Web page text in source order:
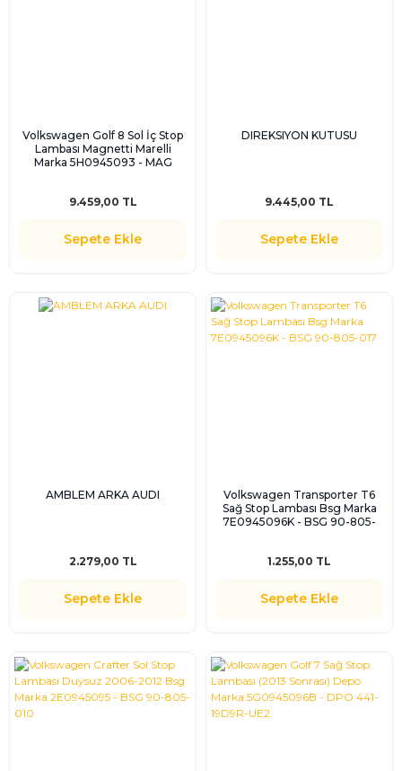
Volkswagen Golf 8 Sol İç Stop
Lambası Magnetti Marelli
Marka 5H0945093 - MAG
9.459,00 TL
Sepete Ekle
DIREKSIYON KUTUSU
9.445,00 TL
Sepete Ekle
AMBLEM ARKA AUDI
2.279,00 TL
Sepete Ekle
Volkswagen Transporter T6
Sağ Stop Lambası Bsg Marka
7E0945096K - BSG 90-805-
1.255,00 TL
Sepete Ekle